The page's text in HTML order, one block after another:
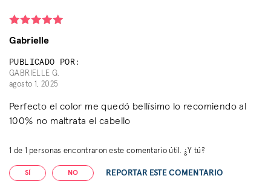
Gabrielle
PUBLICADO POR:
GABRIELLE G.
agosto 1, 2025
Perfecto el color me quedó bellísimo lo recomiendo al
100% no maltrata el cabello
1 de 1 personas encontraron este comentario útil. ¿Y tú?
SÍ NO REPORTAR ESTE COMENTARIO